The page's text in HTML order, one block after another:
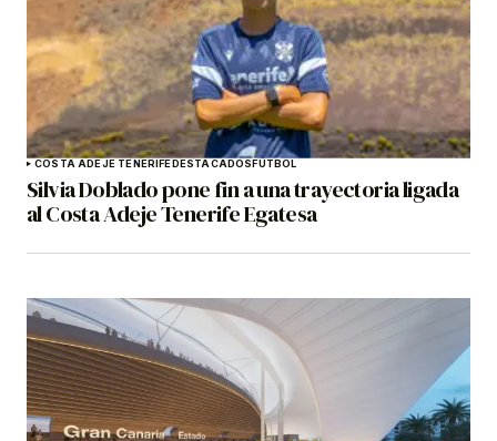
COSTA ADEJE TENERIFEDESTACADOSFÚTBOL
Silvia Doblado pone fin a una trayectoria ligada
al Costa Adeje Tenerife Egatesa